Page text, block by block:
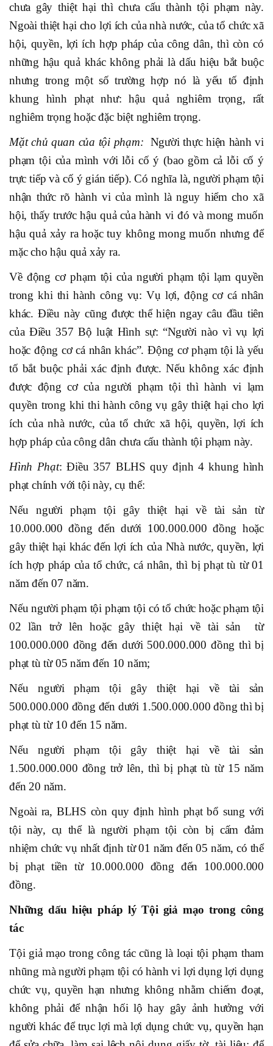
chưa gây thiệt hại thì chưa cấu thành tội phạm này.
Ngoài thiệt hại cho lợi ích của nhà nước, của tổ chức xã
hội, quyền, lợi ích hợp pháp của công dân, thì còn có
những hậu quả khác không phải là dấu hiệu bắt buộc
nhưng trong một số trường hợp nó là yếu tố định
khung hình phạt như: hậu quả nghiêm trọng, rất
nghiêm trọng hoặc đặc biệt nghiêm trọng.
Mặt chủ quan của tội phạm: Người thực hiện hành vi
phạm tội của mình với lỗi cố ý (bao gồm cả lỗi cố ý
trực tiếp và cố ý gián tiếp). Có nghĩa là, người phạm tội
nhận thức rõ hành vi của mình là nguy hiểm cho xã
hội, thấy trước hậu quả của hành vi đó và mong muốn
hậu quả xảy ra hoặc tuy không mong muốn nhưng để
mặc cho hậu quả xảy ra.
Về động cơ phạm tội của người phạm tội lạm quyền
trong khi thi hành công vụ: Vụ lợi, động cơ cá nhân
khác. Điều này cũng được thể hiện ngay câu đầu tiên
của Điều 357 Bộ luật Hình sự: “Người nào vì vụ lợi
hoặc động cơ cá nhân khác”. Động cơ phạm tội là yếu
tố bắt buộc phải xác định được. Nếu không xác định
được động cơ của người phạm tội thì hành vi lạm
quyền trong khi thi hành công vụ gây thiệt hại cho lợi
ích của nhà nước, của tổ chức xã hội, quyền, lợi ích
hợp pháp của công dân chưa cấu thành tội phạm này.
Hình Phạt: Điều 357 BLHS quy định 4 khung hình
phạt chính với tội này, cụ thể:
Nếu người phạm tội gây thiệt hại về tài sản từ
10.000.000 đồng đến dưới 100.000.000 đồng hoặc
gây thiệt hại khác đến lợi ích của Nhà nước, quyền, lợi
ích hợp pháp của tổ chức, cá nhân, thì bị phạt tù từ 01
năm đến 07 năm.
Nếu người phạm tội phạm tội có tổ chức hoặc phạm tội
02 lần trở lên hoặc gây thiệt hại về tài sản từ
100.000.000 đồng đến dưới 500.000.000 đồng thì bị
phạt tù từ 05 năm đến 10 năm;
Nếu người phạm tội gây thiệt hại về tài sản
500.000.000 đồng đến dưới 1.500.000.000 đồng thì bị
phạt tù từ 10 đến 15 năm.
Nếu người phạm tội gây thiệt hại về tài sản
1.500.000.000 đồng trở lên, thì bị phạt tù từ 15 năm
đến 20 năm.
Ngoài ra, BLHS còn quy định hình phạt bổ sung với
tội này, cụ thể là người phạm tội còn bị cấm đảm
nhiệm chức vụ nhất định từ 01 năm đến 05 năm, có thể
bị phạt tiền từ 10.000.000 đồng đến 100.000.000
đồng.
Những dấu hiệu pháp lý Tội giả mạo trong công
tác
Tội giả mạo trong công tác cũng là loại tội phạm tham
nhũng mà người phạm tội có hành vi lợi dụng lợi dụng
chức vụ, quyền hạn nhưng không nhằm chiếm đoạt,
không phải để nhận hối lộ hay gây ảnh hưởng với
người khác để trục lợi mà lợi dụng chức vụ, quyền hạn